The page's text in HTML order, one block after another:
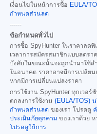
เงื่อนไขในหน้าการซื้อ EULA/
กำหนดส่วนลด
------
ข้อกำหนดทั่วไป
การซื้อ SpyHunter ในราคาลดพิ
เวลาการสมัครสมาชิกแบบลดร
บังคับในขณะนั้นจะถูกนำมาใช้ส
ในอนาคต ราคาอาจมีการเปลี่ย
หากมีการเปลี่ยนแปลงราคา
การใช้งาน SpyHunter ทุกเวอ
ตกลงการใช้งาน (EULA/TOS) น
กำหนดส่วนลด ของเรา โปรดดู
ประเมินภัยคุกคาม ของเราด้วย
โปรดดูวิธีการ